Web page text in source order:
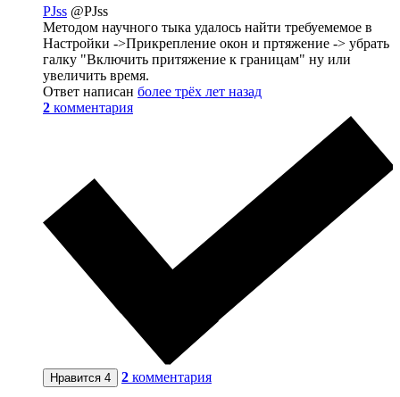
PJss @PJss
Методом научного тыка удалось найти требуемемое в
Настройки ->Прикрепление окон и пртяжение -> убрать
галку "Включить притяжение к границам" ну или
увеличить время.
Ответ написан более трёх лет назад
2 комментария
Нравится 4 2 комментария